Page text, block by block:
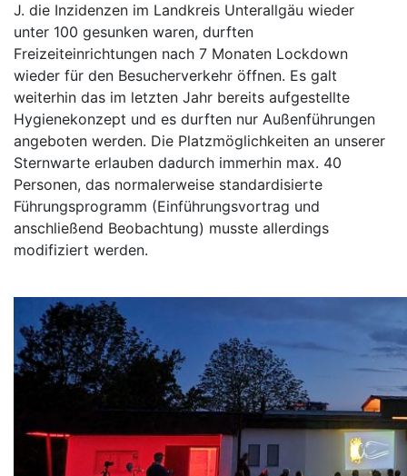
J. die Inzidenzen im Landkreis Unterallgäu wieder
unter 100 gesunken waren, durften
Freizeiteinrichtungen nach 7 Monaten Lockdown
wieder für den Besucherverkehr öffnen. Es galt
weiterhin das im letzten Jahr bereits aufgestellte
Hygienekonzept und es durften nur Außenführungen
angeboten werden. Die Platzmöglichkeiten an unserer
Sternwarte erlauben dadurch immerhin max. 40
Personen, das normalerweise standardisierte
Führungsprogramm (Einführungsvortrag und
anschließend Beobachtung) musste allerdings
modifiziert werden.